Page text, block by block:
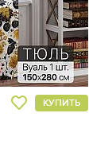
КУПИТЬ